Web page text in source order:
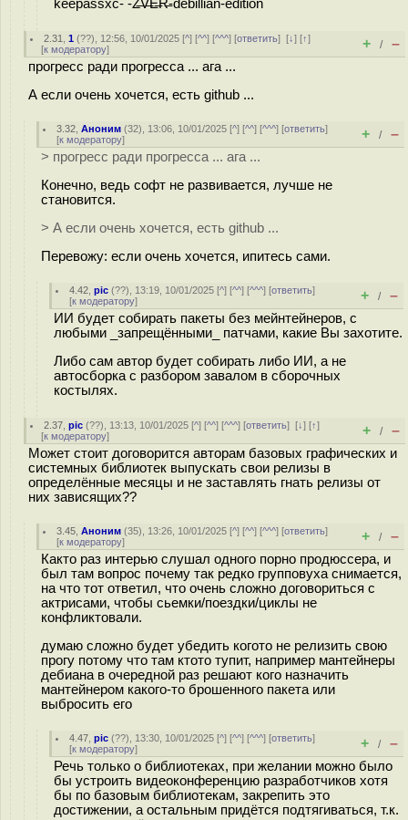
keepassxc- -Z̶V̶E̶R̶-debillian-edition
2.31 ,1 (??), 12:56, 10/01/2025 [^] [^^] [^^^] [ответить][↓] [↑]
[к модератору] + / –
прогресс ради прогресса ... ага ...
А если очень хочется, есть github ...
3.32 ,Аноним (32), 13:06, 10/01/2025 [^] [^^] [^^^] [ответить]
[к модератору] + / –
> прогресс ради прогресса ... ага ...
Конечно, ведь софт не развивается, лучше не
становится.
> А если очень хочется, есть github ...
Перевожу: если очень хочется, ипитесь сами.
4.42 ,pic (??), 13:19, 10/01/2025 [^] [^^] [^^^] [ответить]
[к модератору] + / –
ИИ будет собирать пакеты без мейнтейнеров, с
любыми _запрещёнными_ патчами, какие Вы захотите.
Либо сам автор будет собирать либо ИИ, а не
автосборка с разбором завалом в сборочных
костылях.
2.37 ,pic (??), 13:13, 10/01/2025 [^] [^^] [^^^] [ответить][↓] [↑]
[к модератору] + / –
Может стоит договорится авторам базовых графических и
системных библиотек выпускать свои релизы в
определённые месяцы и не заставлять гнать релизы от
них зависящих??
3.45 ,Аноним (35), 13:26, 10/01/2025 [^] [^^] [^^^] [ответить]
[к модератору] + / –
Както раз интерью слушал одного порно продюссера, и
был там вопрос почему так редко групповуха снимается,
на что тот ответил, что очень сложно договориться с
актрисами, чтобы сьемки/поездки/циклы не
конфликтовали.
думаю сложно будет убедить когото не релизить свою
прогу потому что там ктото тупит, например мантейнеры
дебиана в очередной раз решают кого назначить
мантейнером какого-то брошенного пакета или
выбросить его
4.47 ,pic (??), 13:30, 10/01/2025 [^] [^^] [^^^] [ответить]
[к модератору] + / –
Речь только о библиотеках, при желании можно было
бы устроить видеоконференцию разработчиков хотя
бы по базовым библиотекам, закрепить это
достижении, а остальным придётся подтягиваться, т.к.